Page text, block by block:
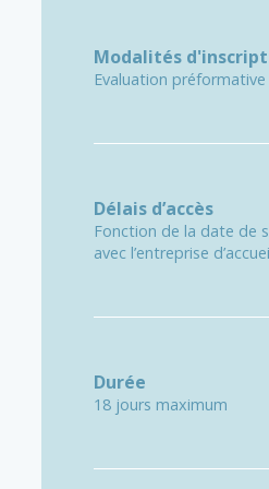
Modalités
Evaluation
Délais d’accès
Fonction de la date de
avec l’entreprise
Durée
18 jours maximum